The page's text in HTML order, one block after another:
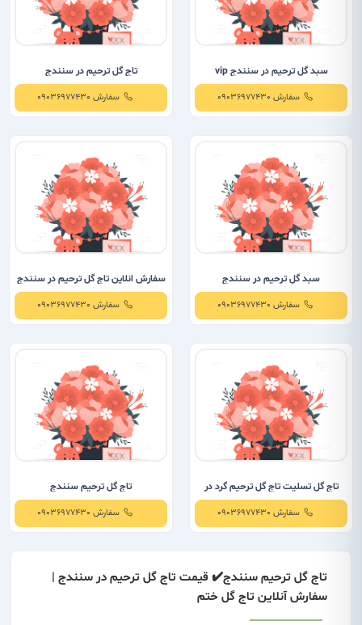
سبد گل ترحیم در سنندج vip
سفارش 09036977430
تاج گل ترحیم در سنندج
سفارش 09036977430
سبد گل ترحیم در سنندج
سفارش 09036977430
سفارش انلاین تاج گل ترحیم در سنندج
سفارش 09036977430
تاج گل تسلیت تاج گل ترحیم گرد در
سنندجسفارش 09036977430
تاج گل ترحیم سنندج
سفارش 09036977430
تاج گل ترحیم سنندج✔️ قیمت تاج گل ترحیم در سنندج |
سفارش آنلاین تاج گل ختم